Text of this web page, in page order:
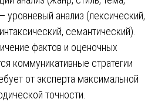
уровневый анализ (лексический,
семантический).
фактов и оценочных
коммуникативные стратегии
от эксперта максимальной
точности.